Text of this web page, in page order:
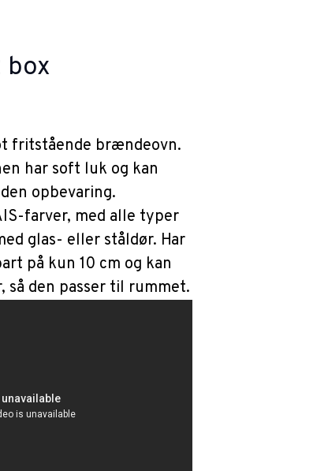
box
fritstående brændeovn.
har soft luk og kan
opbevaring.
farver, med alle typer
glas- eller ståldør. Har
på kun 10 cm og kan
så den passer til rummet.